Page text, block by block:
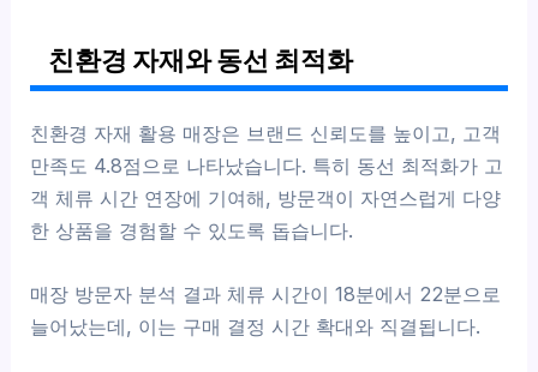
친환경 자재와 동선 최적화
친환경 자재 활용 매장은 브랜드 신뢰도를 높이고, 고객
만족도 4.8점으로 나타났습니다. 특히 동선 최적화가 고
객 체류 시간 연장에 기여해, 방문객이 자연스럽게 다양
한 상품을 경험할 수 있도록 돕습니다.
매장 방문자 분석 결과 체류 시간이 18분에서 22분으로
늘어났는데, 이는 구매 결정 시간 확대와 직결됩니다.